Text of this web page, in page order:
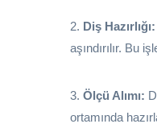
2. Diş Hazırlığı:
aşındırılır. Bu
3. Ölçü Alımı:
ortamında